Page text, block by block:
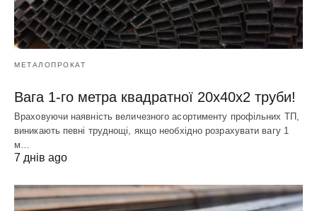
МЕТАЛОПРОКАТ
Вага 1-го метра квадратної 20х40х2 труби!
Враховуючи наявність величезного асортименту профільних ТП,
виникають певні труднощі, якщо необхідно розрахувати вагу 1
м…
7 днів ago